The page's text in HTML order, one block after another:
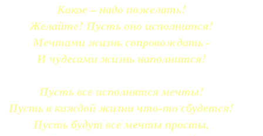
Какое – надо пожелать!
Желайте! Пусть оно исполнится!
Мечтами жизнь сопровождать -
И чудесами жизнь наполнится!
Пусть все исполнятся мечты!
Пусть в каждой жизни что-то сбудется!
Пусть будут все мечты просты,